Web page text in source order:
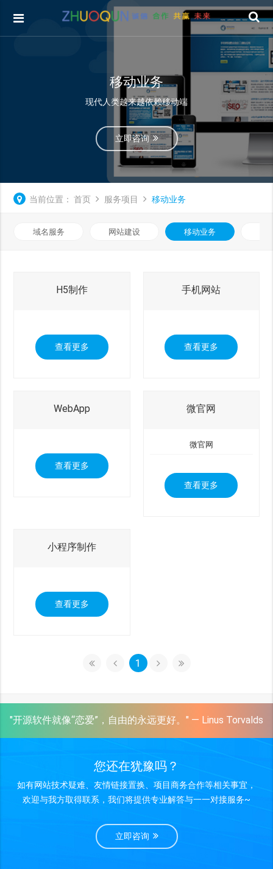
移动业务
现代人类越来越依赖移动端
立即咨询
当前位置： 首页 服务项目 移动业务
域名服务 网站建设 移动业务
H5制作
查看更多
手机网站
查看更多
WebApp
查看更多
微官网
微官网
查看更多
小程序制作
查看更多
1
"开源软件就像“恋爱”，自由的永远更好。" — Linus Torvalds
您还在犹豫吗？
如有网站技术疑难、友情链接置换、项目商务合作等相关事宜，
欢迎与我方取得联系，我们将提供专业解答与一一对接服务~
立即咨询